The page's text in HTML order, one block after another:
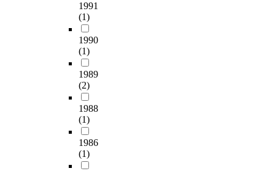
1991
(1)
1990
(1)
1989
(2)
1988
(1)
1986
(1)